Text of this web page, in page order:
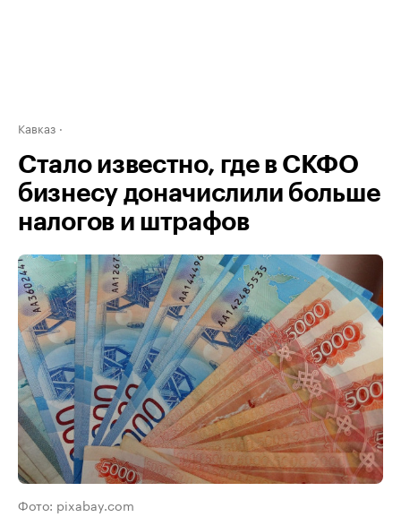
Кавказ
Стало известно, где в СКФО
бизнесу доначислили больше
налогов и штрафов
Фото: pixabay.com